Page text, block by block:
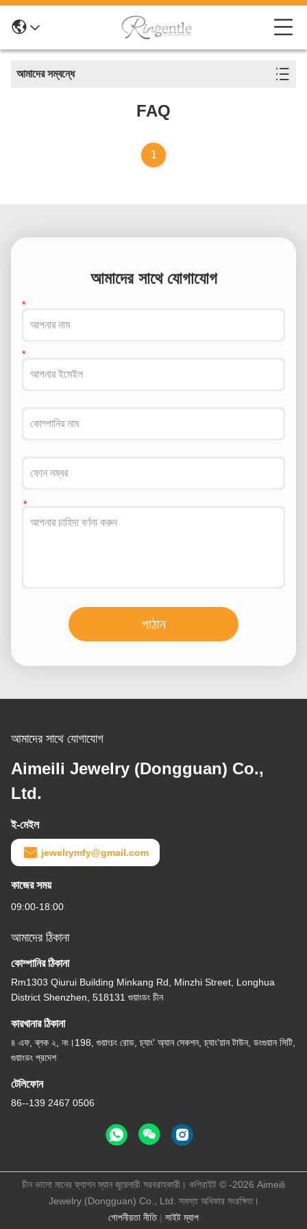
আমাদের সম্বন্ধে
FAQ
1
আমাদের সাথে যোগাযোগ
পাঠান
আমাদের সাথে যোগাযোগ
Aimeili Jewelry (Dongguan) Co.,
Ltd.
ই-মেইল
jewelrymfy@gmail.com
কাজের সময়
09:00-18:00
আমাদের ঠিকানা
কোম্পানির ঠিকানা
Rm1303 Qiurui Building Minkang Rd, Minzhi Street, Longhua
District Shenzhen, 518131 গুয়াংডং চীন
কারখানার ঠিকানা
৪ এফ, ব্লক ২, নং।198, গুয়াংচং রোড, চ্যাং' অ্যান সেকশন, চ্যাং'য়ান টাউন, ডংগুয়ান সিটি,
গুয়াংডং প্রদেশ
টেলিফোন
86--139 2467 0506
গোপনীয়তা নীতি| সাইট ম্যাপ
চীন ভালো মানের ফ্যাশন ম্যান জুয়েলারী সরবরাহকারী। কপিরাইট © -2026 Aimeili
Jewelry (Dongguan) Co., Ltd. সমস্ত অধিকার সংরক্ষিত।